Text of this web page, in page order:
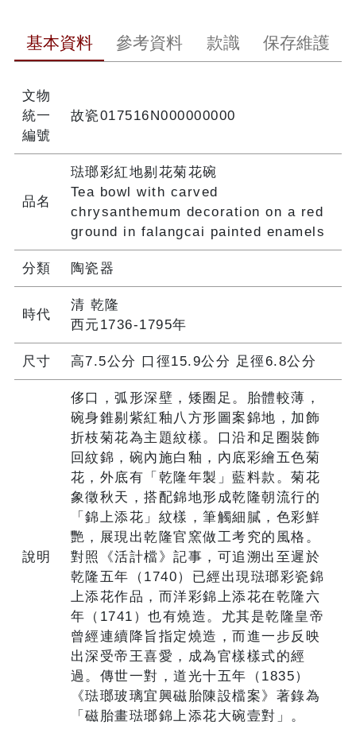
基本資料 參考資料 款識 保存維護
文物
統一
編號
故瓷017516N000000000
品名
琺瑯彩紅地剔花菊花碗
Tea bowl with carved
chrysanthemum decoration on a red
ground in falangcai painted enamels
分類 陶瓷器
時代
清 乾隆
西元1736-1795年
尺寸 高7.5公分 口徑15.9公分 足徑6.8公分
說明
侈口，弧形深壁，矮圈足。胎體較薄，
碗身錐剔紫紅釉八方形圖案錦地，加飾
折枝菊花為主題紋樣。口沿和足圈裝飾
回紋錦，碗內施白釉，內底彩繪五色菊
花，外底有「乾隆年製」藍料款。菊花
象徵秋天，搭配錦地形成乾隆朝流行的
「錦上添花」紋樣，筆觸細膩，色彩鮮
艷，展現出乾隆官窯做工考究的風格。
對照《活計檔》記事，可追溯出至遲於
乾隆五年（1740）已經出現琺瑯彩瓷錦
上添花作品，而洋彩錦上添花在乾隆六
年（1741）也有燒造。尤其是乾隆皇帝
曾經連續降旨指定燒造，而進一步反映
出深受帝王喜愛，成為官樣樣式的經
過。傳世一對，道光十五年（1835）
《琺瑯玻璃宜興磁胎陳設檔案》著錄為
「磁胎畫琺瑯錦上添花大碗壹對」。